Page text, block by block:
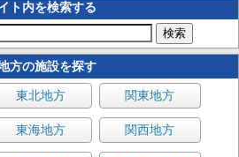
ト内を検索する
方の施設を探す
東北地方 関東地方
東海地方 関西地方